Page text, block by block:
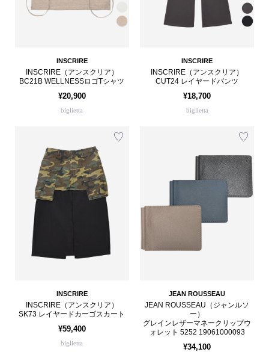
INSCRIRE
INSCRIRE（アンスクリア）
BC21B WELLNESSロゴTシャツ
¥20,900
biglietta
INSCRIRE
INSCRIRE（アンスクリア）
CUT24 レイヤードパンツ
¥18,700
biglietta
INSCRIRE
INSCRIRE（アンスクリア）
SK73 レイヤードカーゴスカート
¥59,400
biglietta
JEAN ROUSSEAU
JEAN ROUSSEAU（ジャンルソ
ー）
グレインレザーマネークリップウ
ォレット 5252 19061000093
¥34,100